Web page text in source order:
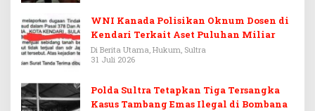
WNI Kanada Polisikan Oknum Dosen di
Kendari Terkait Aset Puluhan Miliar
Di Berita Utama, Hukum, Sultra
31 Juli 2026
Polda Sultra Tetapkan Tiga Tersangka
Kasus Tambang Emas Ilegal di Bombana